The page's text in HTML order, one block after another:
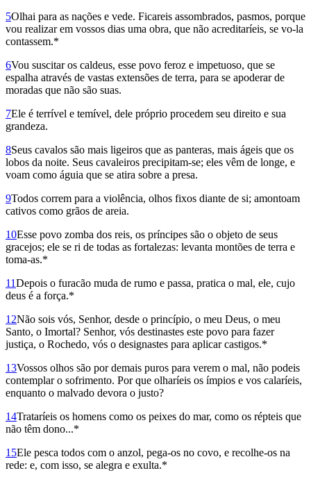
5Olhai para as nações e vede. Ficareis assombrados, pasmos, porque
vou realizar em vossos dias uma obra, que não acreditaríeis, se vo-la
contassem.*
6Vou suscitar os caldeus, esse povo feroz e impetuoso, que se
espalha através de vastas extensões de terra, para se apoderar de
moradas que não são suas.
7Ele é terrível e temível, dele próprio procedem seu direito e sua
grandeza.
8Seus cavalos são mais ligeiros que as panteras, mais ágeis que os
lobos da noite. Seus cavaleiros precipitam-se; eles vêm de longe, e
voam como águia que se atira sobre a presa.
9Todos correm para a violência, olhos fixos diante de si; amontoam
cativos como grãos de areia.
10Esse povo zomba dos reis, os príncipes são o objeto de seus
gracejos; ele se ri de todas as fortalezas: levanta montões de terra e
toma-as.*
11Depois o furacão muda de rumo e passa, pratica o mal, ele, cujo
deus é a força.*
12Não sois vós, Senhor, desde o princípio, o meu Deus, o meu
Santo, o Imortal? Senhor, vós destinastes este povo para fazer
justiça, o Rochedo, vós o designastes para aplicar castigos.*
13Vossos olhos são por demais puros para verem o mal, não podeis
contemplar o sofrimento. Por que olharíeis os ímpios e vos calaríeis,
enquanto o malvado devora o justo?
14Trataríeis os homens como os peixes do mar, como os répteis que
não têm dono...*
15Ele pesca todos com o anzol, pega-os no covo, e recolhe-os na
rede: e, com isso, se alegra e exulta.*